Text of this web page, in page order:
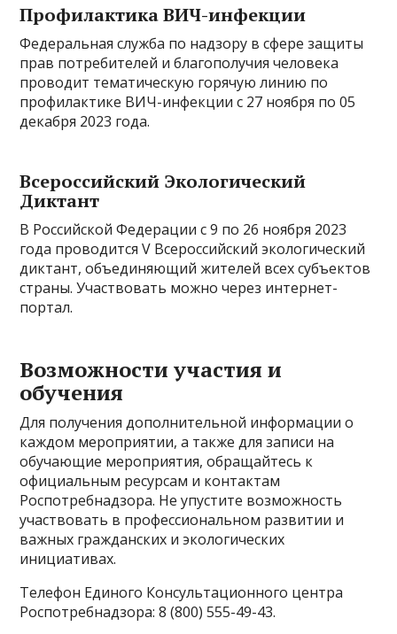
Профилактика ВИЧ-инфекции
Федеральная служба по надзору в сфере защиты
прав потребителей и благополучия человека
проводит тематическую горячую линию по
профилактике ВИЧ-инфекции с 27 ноября по 05
декабря 2023 года.
Всероссийский Экологический
Диктант
В Российской Федерации с 9 по 26 ноября 2023
года проводится V Всероссийский экологический
диктант, объединяющий жителей всех субъектов
страны. Участвовать можно через интернет-
портал.
Возможности участия и
обучения
Для получения дополнительной информации о
каждом мероприятии, а также для записи на
обучающие мероприятия, обращайтесь к
официальным ресурсам и контактам
Роспотребнадзора. Не упустите возможность
участвовать в профессиональном развитии и
важных гражданских и экологических
инициативах.
Телефон Единого Консультационного центра
Роспотребнадзора: 8 (800) 555-49-43.